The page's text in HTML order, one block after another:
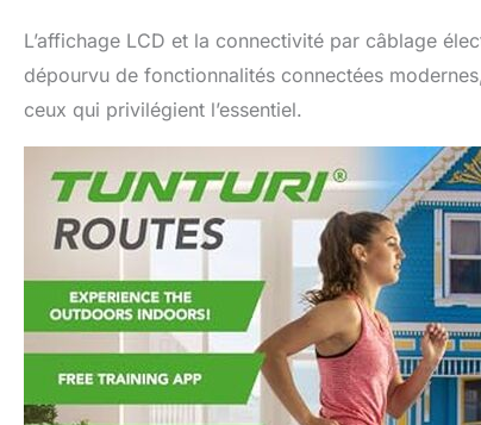
L’affichage LCD et la connectivité par câblage
dépourvu de fonctionnalités connectées
ceux qui privilégient l’essentiel.